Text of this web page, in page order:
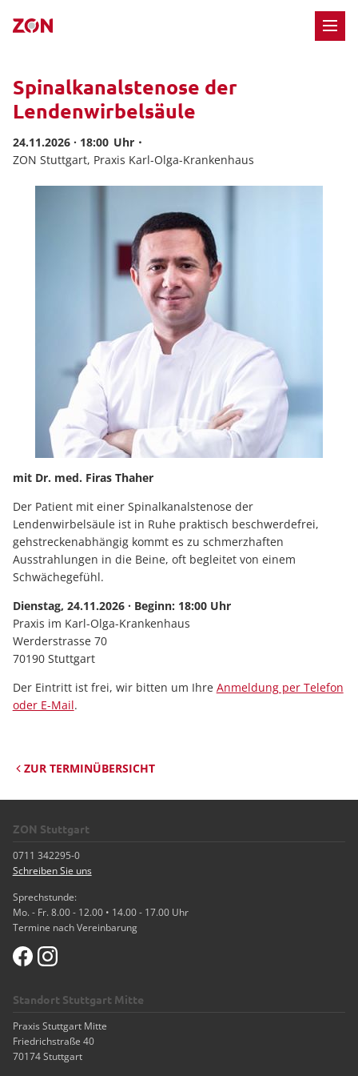
Spinalkanalstenose der
Lendenwirbelsäule
24.11.2026 · 18:00
ZON Stuttgart, Praxis Karl-Olga-Krankenhaus
mit Dr. med. Firas Thaher
Der Patient mit einer Spinalkanalstenose der
Lendenwirbelsäule ist in Ruhe praktisch beschwerdefrei,
gehstreckenabhängig kommt es zu schmerzhaften
Ausstrahlungen in die Beine, oft begleitet von einem
Schwächegefühl.
Dienstag, 24.11.2026 · Beginn: 18:00 Uhr
Praxis im Karl-Olga-Krankenhaus
Werderstrasse 70
70190 Stuttgart
Der Eintritt ist frei, wir bitten um Ihre Anmeldung per Telefon
oder E-Mail.
ZUR TERMINÜBERSICHT
ZON Stuttgart
0711 342295-0
Schreiben Sie uns
Sprechstunde:
Mo. - Fr. 8.00 - 12.00 • 14.00 - 17.00 Uhr
Termine nach Vereinbarung
Standort Stuttgart Mitte
Praxis Stuttgart Mitte
Friedrichstraße 40
70174 Stuttgart